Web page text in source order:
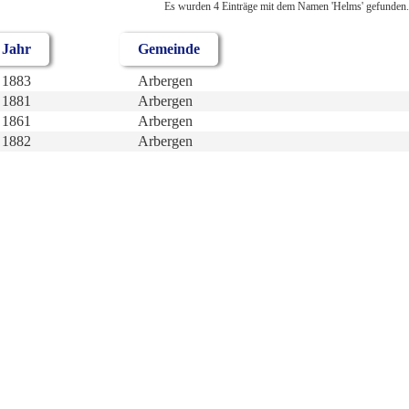
Es wurden 4 Einträge mit dem Namen 'Helms' gefunden.
Jahr Gemeinde
1883
Arbergen
1881
Arbergen
1861
Arbergen
1882 Arbergen